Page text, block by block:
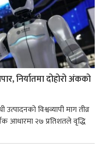
निर्यातमा दोहोरो अंकको
विश्वव्यापी माग तीव्र
आधारमा २७ प्रतिशतले वृद्धि